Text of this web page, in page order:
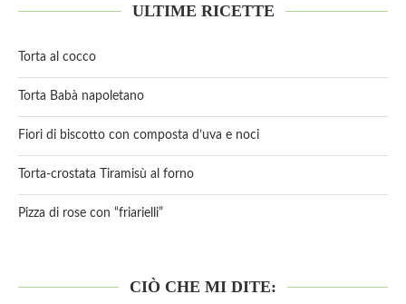
ULTIME RICETTE
Torta al cocco
Torta Babà napoletano
Fiori di biscotto con composta d’uva e noci
Torta-crostata Tiramisù al forno
Pizza di rose con “friarielli”
CIÒ CHE MI DITE: